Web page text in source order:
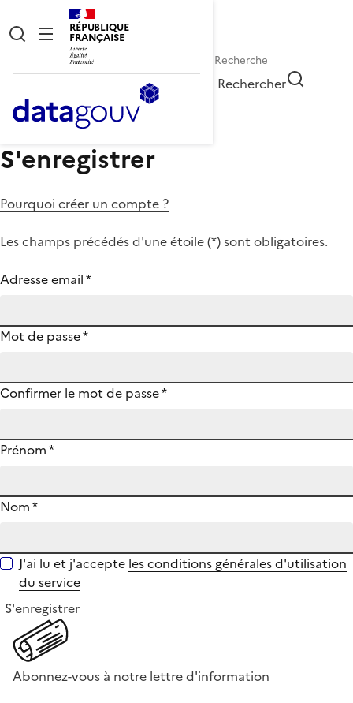
RÉPUBLIQUE
FRANÇAISE
Rechercher
S'enregistrer
Pourquoi créer un compte ?
Les champs précédés d'une étoile (*) sont obligatoires.
Adresse email*
Mot de passe*
Confirmer le mot de passe*
Prénom*
Nom*
J'ai lu et j'accepte les conditions générales d'utilisation
du service
S'enregistrer
Abonnez-vous à notre lettre d'information